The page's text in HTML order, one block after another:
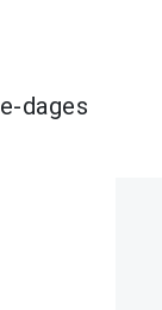
dages